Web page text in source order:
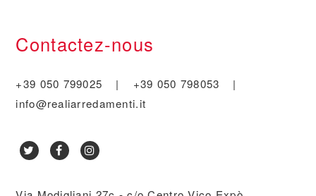
Contactez-nous
+39 050 799025 | +39 050 798053
|
info@realiarredamenti.it